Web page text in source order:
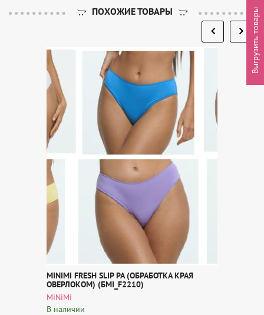
ПОХОЖИЕ ТОВАРЫ
MINIMI FRESH SLIP PA (ОБРАБОТКА КРАЯ
ОВЕРЛОКОМ) (БMI_F2210)
MiNiMi
В наличии
Выгрузить товары